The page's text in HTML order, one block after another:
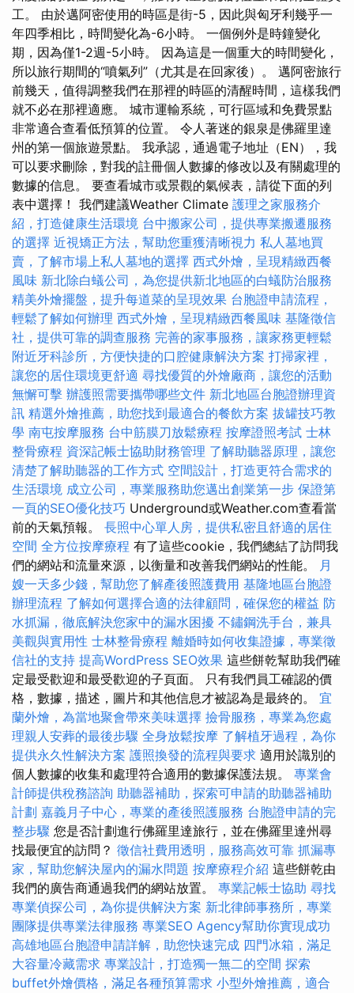
工。 由於邁阿密使用的時區是街-5，因此與匈牙利幾乎一
年四季相比，時間變化為-6小時。 一個例外是時鐘變化
期，因為僅1-2週-5小時。 因為這是一個重大的時間變化，
所以旅行期間的“噴氣列”（尤其是在回家後）。 邁阿密旅行
前幾天，值得調整我們在那裡的時區的清醒時間，這樣我們
就不必在那裡適應。 城市運輸系統，可行區域和免費景點
非常適合查看低預算的位置。 令人著迷的銀泉是佛羅里達
州的第一個旅遊景點。 我承認，通過電子地址（EN），我
可以要求刪除，對我的註冊個人數據的修改以及有關處理的
數據的信息。 要查看城市或景觀的氣候表，請從下面的列
表中選擇！ 我們建議Weather Climate 護理之家服務介
紹，打造健康生活環境 台中搬家公司，提供專業搬遷服務
的選擇 近視矯正方法，幫助您重獲清晰視力 私人墓地買
賣，了解市場上私人墓地的選擇 西式外燴，呈現精緻西餐
風味 新北除白蟻公司，為您提供新北地區的白蟻防治服務
精美外燴擺盤，提升每道菜的呈現效果 台胞證申請流程，
輕鬆了解如何辦理 西式外燴，呈現精緻西餐風味 基隆徵信
社，提供可靠的調查服務 完善的家事服務，讓家務更輕鬆
附近牙科診所，方便快捷的口腔健康解決方案 打掃家裡，
讓您的居住環境更舒適 尋找優質的外燴廠商，讓您的活動
無懈可擊 辦護照需要攜帶哪些文件 新北地區台胞證辦理資
訊 精選外燴推薦，助您找到最適合的餐飲方案 拔罐技巧教
學 南屯按摩服務 台中筋膜刀放鬆療程 按摩證照考試 士林
整骨療程 資深記帳士協助財務管理 了解助聽器原理，讓您
清楚了解助聽器的工作方式 空間設計，打造更符合需求的
生活環境 成立公司，專業服務助您邁出創業第一步 保證第
一頁的SEO優化技巧 Underground或Weather.com查看當
前的天氣預報。 長照中心單人房，提供私密且舒適的居住
空間 全方位按摩療程 有了這些cookie，我們總結了訪問我
們的網站和流量來源，以衡量和改善我們網站的性能。 月
嫂一天多少錢，幫助您了解產後照護費用 基隆地區台胞證
辦理流程 了解如何選擇合適的法律顧問，確保您的權益 防
水抓漏，徹底解決您家中的漏水困擾 不鏽鋼洗手台，兼具
美觀與實用性 士林整骨療程 離婚時如何收集證據，專業徵
信社的支持 提高WordPress SEO效果 這些餅乾幫助我們確
定最受歡迎和最受歡迎的子頁面。 只有我們員工確認的價
格，數據，描述，圖片和其他信息才被認為是最終的。 宜
蘭外燴，為當地聚會帶來美味選擇 撿骨服務，專業為您處
理親人安葬的最後步驟 全身放鬆按摩 了解植牙過程，為你
提供永久性解決方案 護照換發的流程與要求 適用於識別的
個人數據的收集和處理符合適用的數據保護法規。 專業會
計師提供稅務諮詢 助聽器補助，探索可申請的助聽器補助
計劃 嘉義月子中心，專業的產後照護服務 台胞證申請的完
整步驟 您是否計劃進行佛羅里達旅行，並在佛羅里達州尋
找最便宜的訪問？ 徵信社費用透明，服務高效可靠 抓漏專
家，幫助您解決屋內的漏水問題 按摩療程介紹 這些餅乾由
我們的廣告商通過我們的網站放置。 專業記帳士協助 尋找
專業偵探公司，為你提供解決方案 新北律師事務所，專業
團隊提供專業法律服務 專業SEO Agency幫助你實現成功
高雄地區台胞證申請詳解，助您快速完成 四門冰箱，滿足
大容量冷藏需求 專業設計，打造獨一無二的空間 探索
buffet外燴價格，滿足各種預算需求 小型外燴推薦，適合